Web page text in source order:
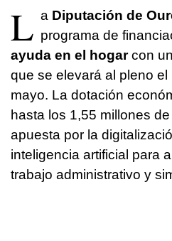
L a Diputación de
programa de
ayuda en el hogarcon
que se elevará al pleno el
mayo. La dotación
hasta los 1,55 millones
apuesta por la
inteligencia artificial para
trabajo administrativo y